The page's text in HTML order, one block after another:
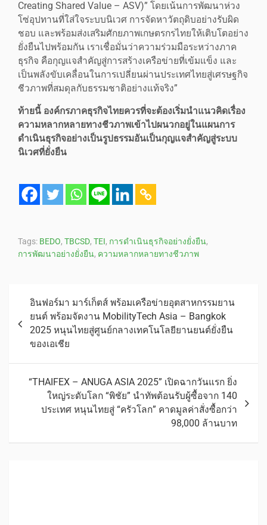
Creating Shared Value – ASV)” โดยเน้นการพัฒนาห่วง
โซ่อุปทานที่ใส่ใจระบบนิเวศ การจัดหาวัตถุดิบอย่างรับผิด
ชอบ และพร้อมส่งเสริมศักยภาพเกษตรกรไทยให้เติบโตอย่าง
ยั่งยืนไปพร้อมกัน เราเชื่อมั่นว่าความร่วมมือระหว่างภาค
ธุรกิจ คือกุญแจสำคัญสู่การสร้างเครือข่ายที่เข้มแข็ง และ
เป็นพลังขับเคลื่อนในการเปลี่ยนผ่านประเทศไทยสู่เศรษฐกิจ
ชีวภาพที่สมดุลกับธรรมชาติอย่างแท้จริง”
ท้ายนี้ องค์กรภาคธุรกิจไทยควรที่จะต้องเริ่มนำแนวคิดเรื่อง
ความหลากหลายทางชีวภาพเข้าไปผนวกอยู่ในแผนการ
ดำเนินธุรกิจอย่างเป็นรูปธรรมอันเป็นกุญแจสำคัญสู่ระบบ
นิเวศที่ยั่งยืน
Tags: BEDO, TBCSD, TEI, การดำเนินธุรกิจอย่างยั่งยืน,
การพัฒนาอย่างยั่งยืน, ความหลากหลายทางชีวภาพ
อินฟอร์มา มาร์เก็ตส์ พร้อมเครือข่ายอุตสาหกรรมยาน
ยนต์ พร้อมจัดงาน MobilityTech Asia – Bangkok
2025 หนุนไทยสู่ศูนย์กลางเทคโนโลยียานยนต์ยั่งยืน
ของเอเชีย
“THAIFEX – ANUGA ASIA 2025” เปิดฉากวันแรก ยิ่ง
ใหญ่ระดับโลก “พิชัย” นำทัพต้อนรับผู้ซื้อจาก 140
ประเทศ หนุนไทยสู่ “ครัวโลก” คาดมูลค่าสั่งซื้อกว่า
98,000 ล้านบาท